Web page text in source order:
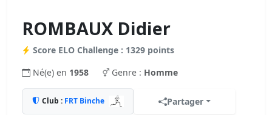
ROMBAUX Didier
Score ELO Challenge : 1329 points
Né(e) en 1958 Genre : Homme
Club : FRT Binche Partager